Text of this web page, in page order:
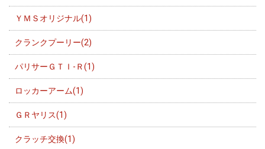
ＹＭＳオリジナル(1)
クランクプーリー(2)
パリサーＧＴＩ-Ｒ(1)
ロッカーアーム(1)
ＧＲヤリス(1)
クラッチ交換(1)